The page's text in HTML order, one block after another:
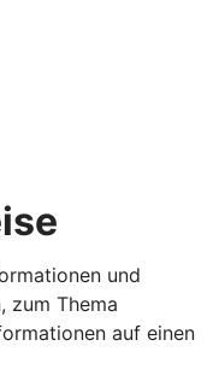
und
zum Thema
auf einen